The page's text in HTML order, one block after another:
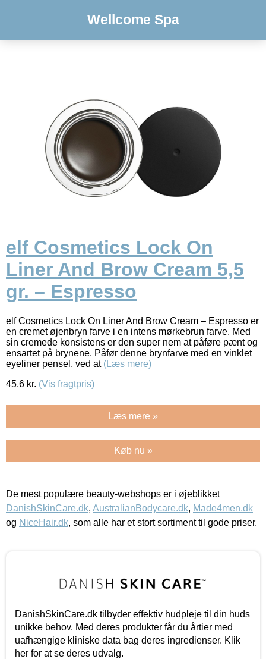
Wellcome Spa
elf Cosmetics Lock On
Liner And Brow Cream 5,5
gr. – Espresso
elf Cosmetics Lock On Liner And Brow Cream – Espresso er
en cremet øjenbryn farve i en intens mørkebrun farve. Med
sin cremede konsistens er den super nem at påføre pænt og
ensartet på brynene. Påfør denne brynfarve med en vinklet
eyeliner pensel, ved at (Læs mere)
45.6 kr. (Vis fragtpris)
Læs mere »
Køb nu »
De mest populære beauty-webshops er i øjeblikket
DanishSkinCare.dk, AustralianBodycare.dk, Made4men.dk
og NiceHair.dk, som alle har et stort sortiment til gode priser.
DanishSkinCare.dk tilbyder effektiv hudpleje til din huds
unikke behov. Med deres produkter får du årtier med
uafhængige kliniske data bag deres ingredienser. Klik
her for at se deres udvalg.